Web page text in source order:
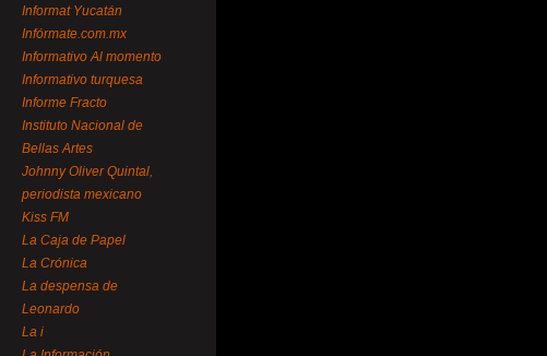
Informat Yucatán
Infórmate.com.mx
Informativo Al momento
Informativo turquesa
Informe Fracto
Instituto Nacional de
Bellas Artes
Johnny Oliver Quintal,
periodista mexicano
Kiss FM
La Caja de Papel
La Crónica
La despensa de
Leonardo
La i